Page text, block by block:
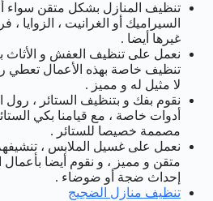
تنظيف المنازل بشكل متقن سواء
السيراميك أو الغرانيت ، الزوايا ،
غيرها أيضا .
نعمل على تنظيف العفش و الأثاث
تنظيف خاصة بهذه الأعمال تعطي
لا مثيل له و مميز .
نقوم بفك و بتنظيف الستائر ، رول
أدوات خاصة ، مع قيامنا بكي
مصممة خصيصا للستائر .
نعمل على غسيل الملابس ،
متقن و مميز ، و نقوم أيضا
إحداث ضجة أو ضوضاء .
تنظيف منازل الضجيج